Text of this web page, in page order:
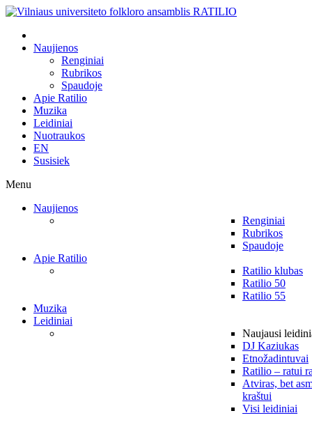
Naujienos
Renginiai
Rubrikos
Spaudoje
Apie Ratilio
Muzika
Leidiniai
Nuotraukos
EN
Susisiek
Menu
Naujienos
Renginiai
Rubrikos
Spaudoje
Apie Ratilio
Ratilio klubas
Ratilio 50
Ratilio 55
Muzika
Leidiniai
Naujausi
DJ Kaziukas
Etnožadintuvai
Ratilio – ratui
Atviras, bet
kraštui
Visi leidiniai